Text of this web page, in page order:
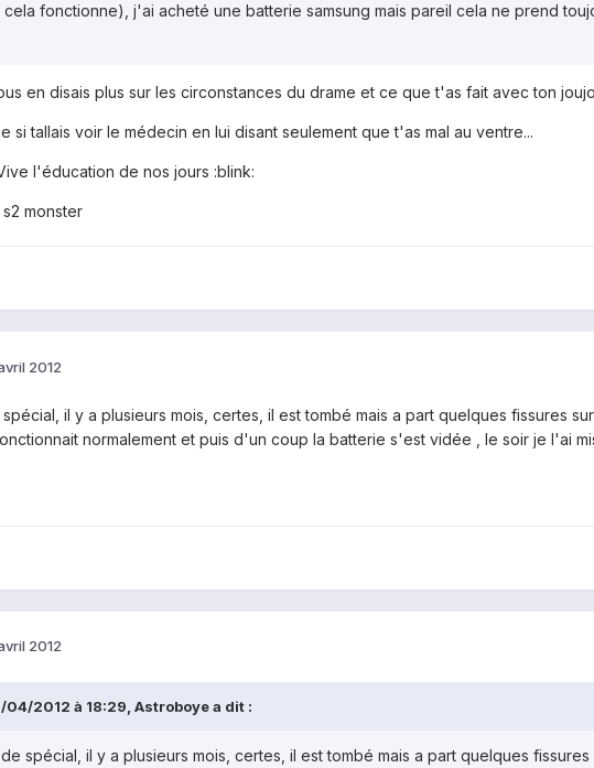
fonctionne), j'ai acheté une batterie samsung mais pareil cela ne prend
en disais plus sur les circonstances du drame et ce que t'as fait avec ton
si tallais voir le médecin en lui disant seulement que t'as mal au ventre...
l'éducation de nos jours :blink:
monster
2012
il y a plusieurs mois, certes, il est tombé mais a part quelques fissures
normalement et puis d'un coup la batterie s'est vidée , le soir je l'ai
2012
04/2012 à 18:29, Astroboye a dit :
spécial, il y a plusieurs mois, certes, il est tombé mais a part quelques